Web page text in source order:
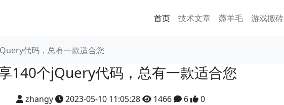
首页 技术文章 薅羊毛 游戏搬砖
代码，总有一款适合您
140个jQuery代码，总有一款适合您
zhangy 2023-05-10 11:05:28 1466 6 0